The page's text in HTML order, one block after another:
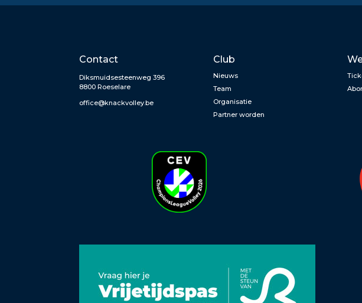
Contact
Diksmuidsesteenweg 396
8800 Roeselare
office@knackvolley.be
Club
Nieuws
Team
Organisatie
Partner worden